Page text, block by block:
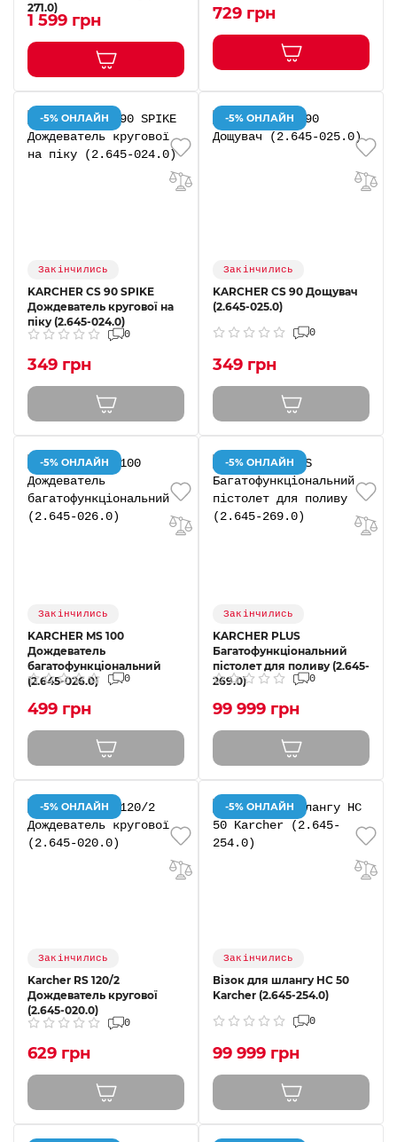
271.0)
1 599 грн 729 грн
-5% ОНЛАЙН
Закінчились
KARCHER CS 90 SPIKE
Дождеватель кругової на
піку (2.645-024.0)
0
349 грн
-5% ОНЛАЙН
Закінчились
KARCHER CS 90 Дощувач
(2.645-025.0)
0
349 грн
-5% ОНЛАЙН
Закінчились
KARCHER MS 100
Дождеватель
багатофункціональний
(2.645-026.0)
0
499 грн
-5% ОНЛАЙН
Закінчились
KARCHER PLUS
Багатофункціональний
пістолет для поливу (2.645-
269.0)
0
99 999 грн
-5% ОНЛАЙН
Закінчились
Karcher RS ​​120/2
Дождеватель кругової
(2.645-020.0)
0
629 грн
-5% ОНЛАЙН
Закінчились
Візок для шлангу НС 50
Karcher (2.645-254.0)
0
99 999 грн